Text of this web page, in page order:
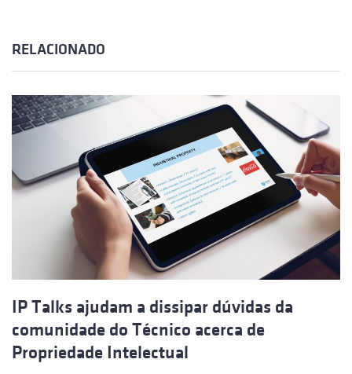
RELACIONADO
IP Talks ajudam a dissipar dúvidas da
comunidade do Técnico acerca de
Propriedade Intelectual